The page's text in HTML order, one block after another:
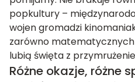
popkultury –
wojen gromadzi
zarówno
lubią święta z
Różne okazje, różne